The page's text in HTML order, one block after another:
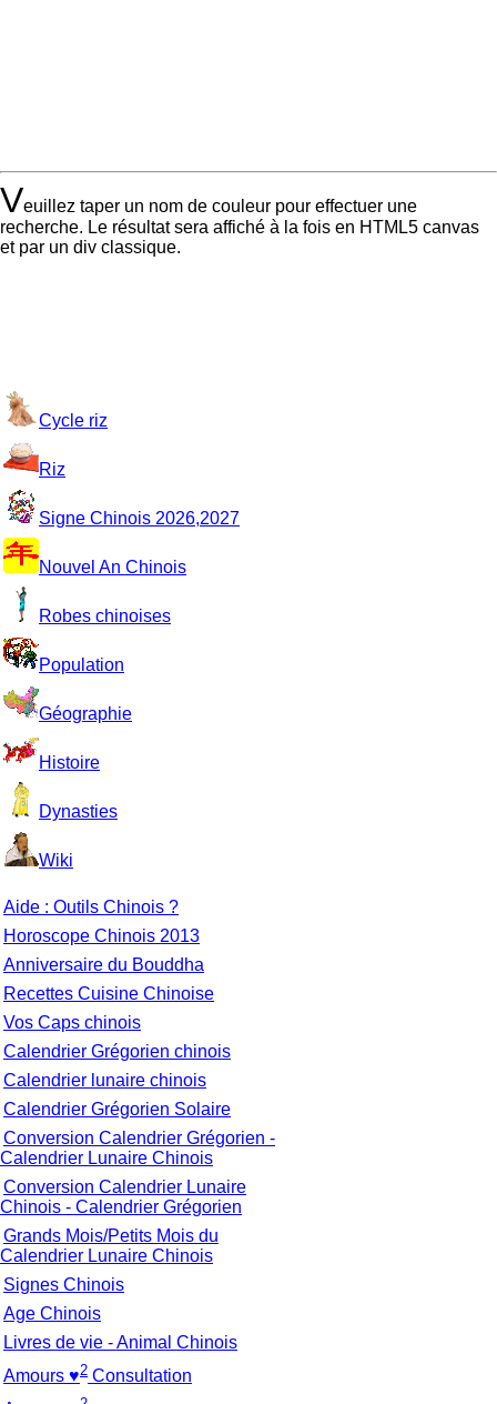
Veuillez taper un nom de couleur pour effectuer une
recherche. Le résultat sera affiché à la fois en HTML5 canvas
et par un div classique.
Cycle riz
Riz
Signe Chinois 2026,2027
Nouvel An Chinois
Robes chinoises
Population
Géographie
Histoire
Dynasties
Wiki
Aide : Outils Chinois ?
Horoscope Chinois 2013
Anniversaire du Bouddha
Recettes Cuisine Chinoise
Vos Caps chinois
Calendrier Grégorien chinois
Calendrier lunaire chinois
Calendrier Grégorien Solaire
Conversion Calendrier Grégorien -
Calendrier Lunaire Chinois
Conversion Calendrier Lunaire
Chinois - Calendrier Grégorien
Grands Mois/Petits Mois du
Calendrier Lunaire Chinois
Signes Chinois
Age Chinois
Livres de vie - Animal Chinois
Amours ♥2 Consultation